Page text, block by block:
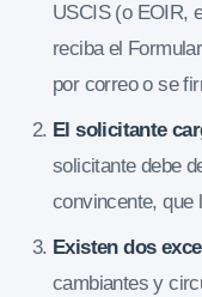
USCIS (o EOIR,
reciba el
por correo o se
El solicitante
solicitante debe
convincente, que
Existen dos
cambiantes y